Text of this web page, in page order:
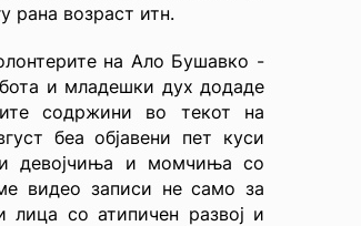
рана возраст итн.
на Ало Бушавко -
и младешки дух додаде
содржини во текот на
беа објавени пет куси
девојчиња и момчиња со
видео записи не само за
со атипичен развој и